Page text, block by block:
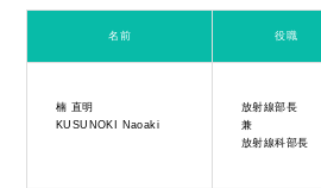
名前 役職
楠 直明
KUSUNOKI Naoaki
放射線部長
兼
放射線科部長